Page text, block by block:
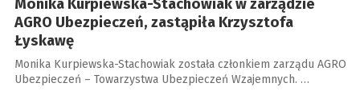
Monika Kurpiewska-Stachowiak w zarządzie
AGRO Ubezpieczeń, zastąpiła Krzysztofa
Łyskawę
Monika Kurpiewska-Stachowiak została członkiem zarządu AGRO
Ubezpieczeń – Towarzystwa Ubezpieczeń Wzajemnych. …